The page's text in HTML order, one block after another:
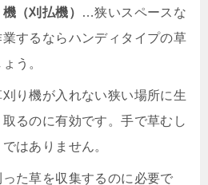
（刈払機）
…狭いスペースな
するならハンディタイプの草
う。
り機が入れない狭い場所に生
るのに有効です。手で草むし
はありません。
た草を収集するのに必要で